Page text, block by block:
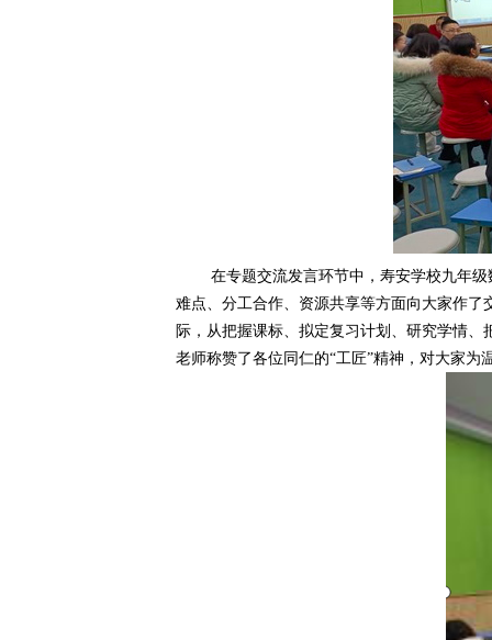
在专题交流发言环节中，寿安学校九年
难点、分工合作、资源共享等方面向大家作
际，从把握课标、拟定复习计划、研究学情
老师称赞了各位同仁的“工匠”精神，对大家为